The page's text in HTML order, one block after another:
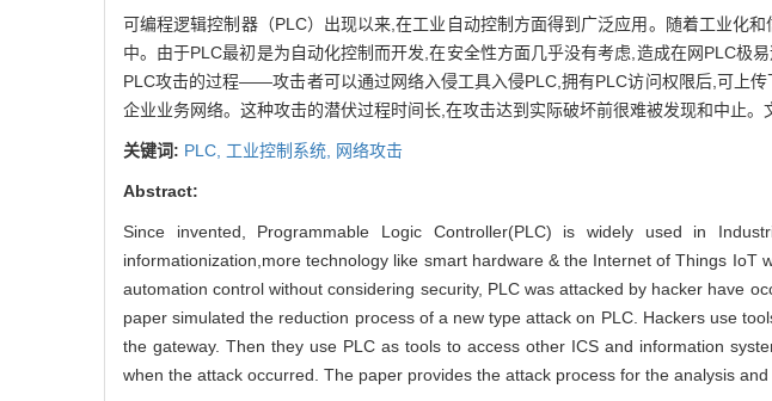
可编程逻辑控制器（PLC）出现以来,在工业自动控制方面得到广泛应用。随着工业化
中。由于PLC最初是为自动化控制而开发,在安全性方面几乎没有考虑,造成在网PLC极
PLC攻击的过程——攻击者可以通过网络入侵工具入侵PLC,拥有PLC访问权限后,可上
企业业务网络。这种攻击的潜伏过程时间长,在攻击达到实际破坏前很难被发现和中止
关键词: PLC, 工业控制系统, 网络攻击
Abstract:
Since invented, Programmable Logic Controller(PLC) is widely used in
informationization,more technology like smart hardware & the Internet of Things
automation control without considering security, PLC was attacked by hacker have
paper simulated the reduction process of a new type attack on PLC. Hackers use
the gateway. Then they use PLC as tools to access other ICS and information
when the attack occurred. The paper provides the attack process for the analysis